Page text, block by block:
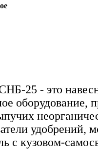
25 - это
оборудование,
удобрений,
с кузовом-